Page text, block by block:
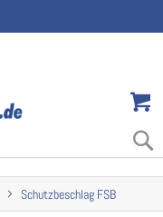
Schutzbeschlag FSB